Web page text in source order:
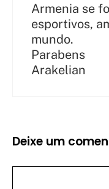
Armenia se
esportivos,
mundo.
Parabens
Arakelian
Deixe um